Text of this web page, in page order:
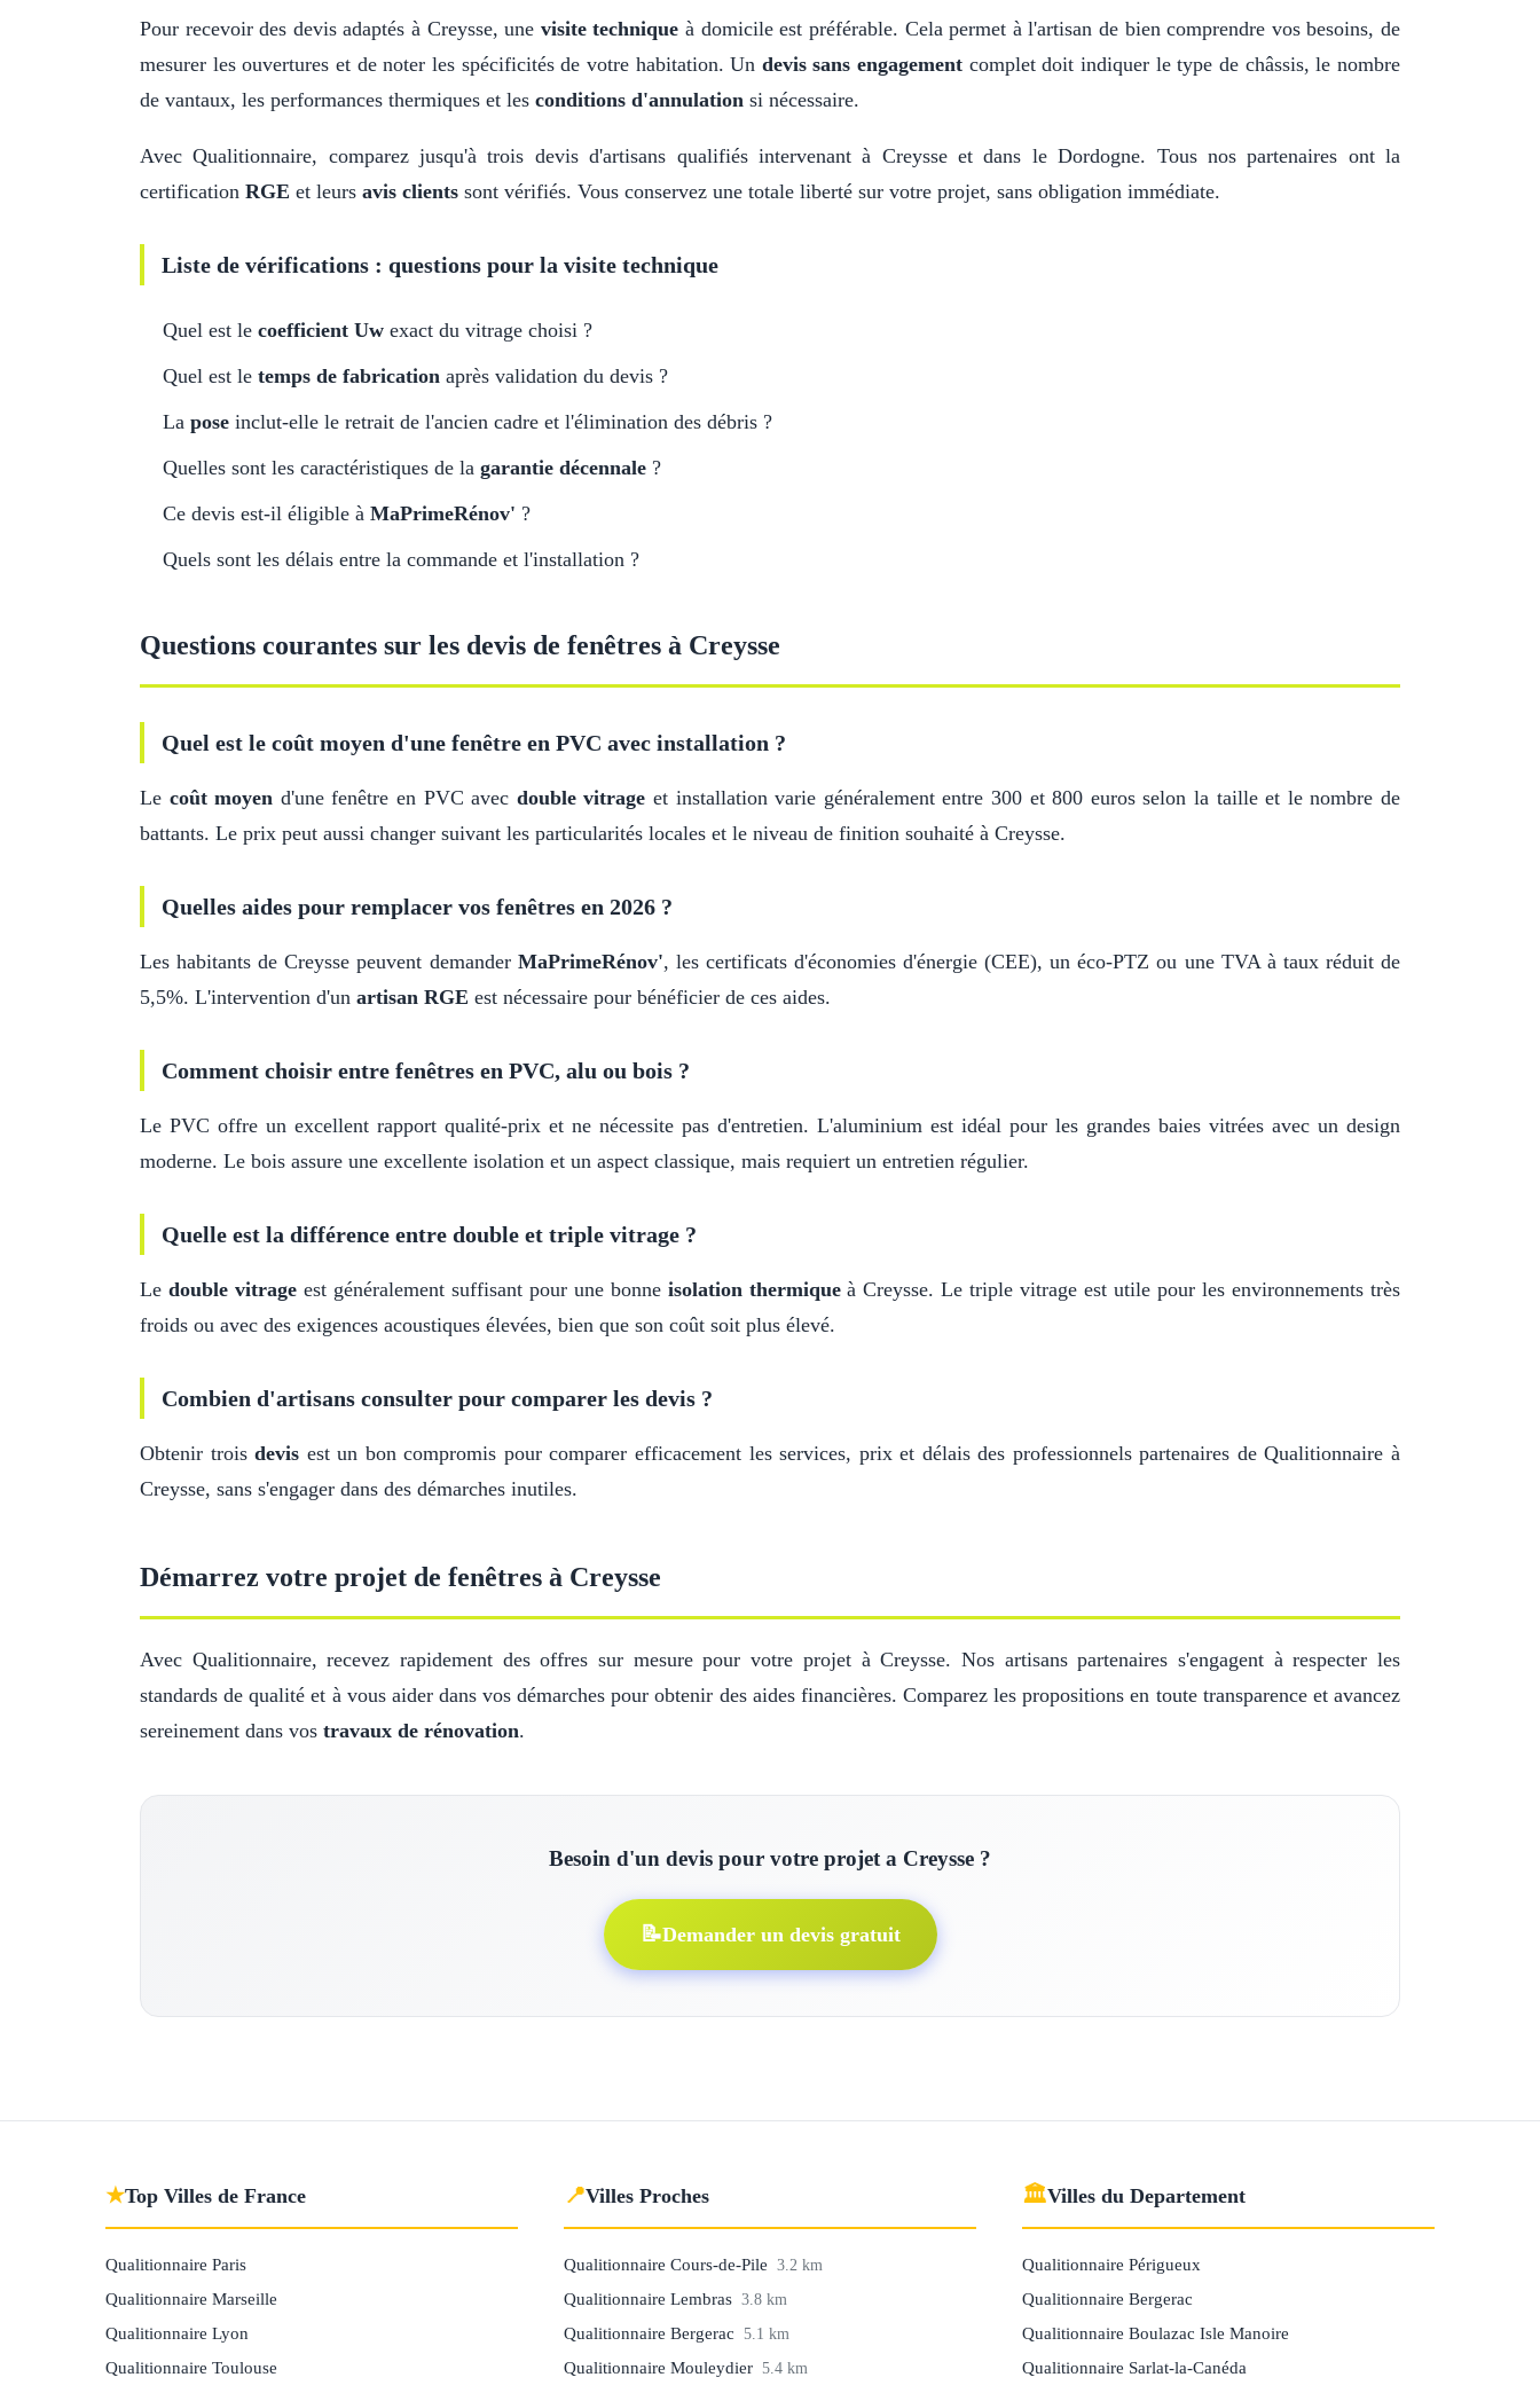
Pour recevoir des devis adaptés à Creysse, une visite technique à domicile est préférable. Cela permet à l'artisan de bien comprendre vos besoins, de
mesurer les ouvertures et de noter les spécificités de votre habitation. Un devis sans engagement complet doit indiquer le type de châssis, le nombre
de vantaux, les performances thermiques et les conditions d'annulation si nécessaire.
Avec Qualitionnaire, comparez jusqu'à trois devis d'artisans qualifiés intervenant à Creysse et dans le Dordogne. Tous nos partenaires ont la
certification RGE et leurs avis clients sont vérifiés. Vous conservez une totale liberté sur votre projet, sans obligation immédiate.
Liste de vérifications : questions pour la visite technique
Quel est le coefficient Uw exact du vitrage choisi ?
Quel est le temps de fabrication après validation du devis ?
La pose inclut-elle le retrait de l'ancien cadre et l'élimination des débris ?
Quelles sont les caractéristiques de la garantie décennale ?
Ce devis est-il éligible à MaPrimeRénov' ?
Quels sont les délais entre la commande et l'installation ?
Questions courantes sur les devis de fenêtres à Creysse
Quel est le coût moyen d'une fenêtre en PVC avec installation ?
Le coût moyen d'une fenêtre en PVC avec double vitrage et installation varie généralement entre 300 et 800 euros selon la taille et le nombre de
battants. Le prix peut aussi changer suivant les particularités locales et le niveau de finition souhaité à Creysse.
Quelles aides pour remplacer vos fenêtres en 2026 ?
Les habitants de Creysse peuvent demander MaPrimeRénov', les certificats d'économies d'énergie (CEE), un éco-PTZ ou une TVA à taux réduit de
5,5%. L'intervention d'un artisan RGE est nécessaire pour bénéficier de ces aides.
Comment choisir entre fenêtres en PVC, alu ou bois ?
Le PVC offre un excellent rapport qualité-prix et ne nécessite pas d'entretien. L'aluminium est idéal pour les grandes baies vitrées avec un design
moderne. Le bois assure une excellente isolation et un aspect classique, mais requiert un entretien régulier.
Quelle est la différence entre double et triple vitrage ?
Le double vitrageest généralement suffisant pour une bonne isolation thermiqueà Creysse. Le triple vitrage est utile pour les environnements très
froids ou avec des exigences acoustiques élevées, bien que son coût soit plus élevé.
Combien d'artisans consulter pour comparer les devis ?
Obtenir troisdevis est un bon compromis pour comparer efficacement les services, prix et délais des professionnels partenaires de Qualitionnaire à
Creysse, sans s'engager dans des démarches inutiles.
Démarrez votre projet de fenêtres à Creysse
Avec Qualitionnaire, recevez rapidement des offres sur mesure pour votre projet à Creysse. Nos artisans partenaires s'engagent à respecter les
standards de qualité et à vous aider dans vos démarches pour obtenir des aides financières. Comparez les propositions en toute transparence et avancez
sereinement dans vos travaux de rénovation.
Besoin d'un devis pour votre projet a Creysse ?
📝Demander un devis gratuit
★Top Villes de France
Qualitionnaire Paris
Qualitionnaire Marseille
Qualitionnaire Lyon
Qualitionnaire Toulouse
📍Villes Proches
Qualitionnaire Cours-de-Pile 3.2 km
Qualitionnaire Lembras 3.8 km
Qualitionnaire Bergerac 5.1 km
Qualitionnaire Mouleydier 5.4 km
🏛Villes du Departement
Qualitionnaire Périgueux
Qualitionnaire Bergerac
Qualitionnaire Boulazac Isle Manoire
Qualitionnaire Sarlat-la-Canéda